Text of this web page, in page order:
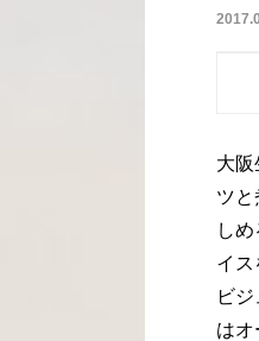
大
ツ
し
イ
ビ
はオ